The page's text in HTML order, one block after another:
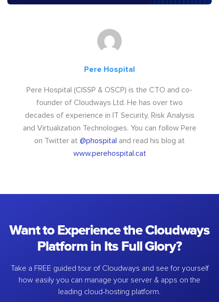
Pere Hospital
Pere Hospital (CISSP & OSCP) is the CTO and co-
founder of Cloudways Ltd. He has over two
decades of experience in IT Security, Risk Analysis
and Virtualization Technologies. You can follow Pere
on Twitter at @phospital and read his blog at
www.perehospital.cat
Want to Experience the Cloudways
Platform in Its Full Glory?
Take a FREE guided tour of Cloudways and see for yourself
how easily you can manage your server & apps on the
leading cloud-hosting platform.